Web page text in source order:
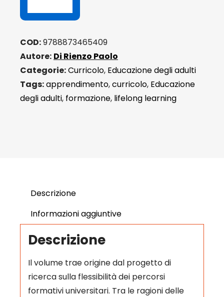
COD:9788873465409
Autore: Di Rienzo Paolo
Categorie:Curricolo, Educazione degli adulti
Tags:apprendimento,curricolo, Educazione
degli adulti, formazione, lifelong learning
Descrizione
Informazioni aggiuntive
Descrizione
Il volume trae origine dal progetto di
ricerca sulla flessibilità dei percorsi
formativi universitari. Tra le ragioni delle